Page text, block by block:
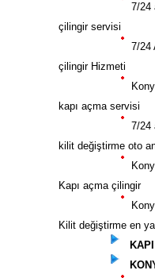
7/24
çilingir servisi
7/24
çilingir Hizmeti
kapı açma servisi
7/24
kilit değiştirme oto
Kapı açma çilingir
Kilit değiştirme en
KAPI